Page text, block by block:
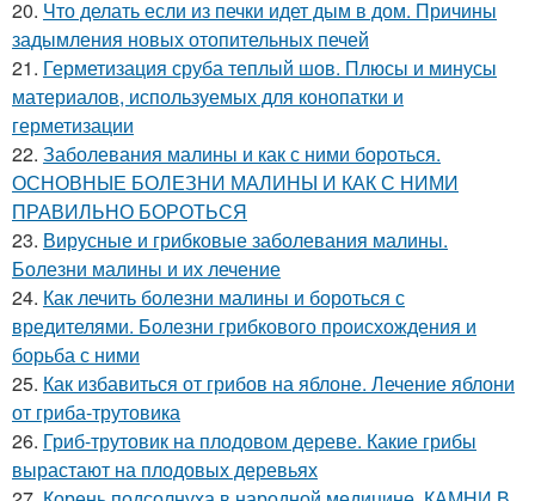
20. Что делать если из печки идет дым в дом. Причины
задымления новых отопительных печей
21. Герметизация сруба теплый шов. Плюсы и минусы
материалов, используемых для конопатки и
герметизации
22. Заболевания малины и как с ними бороться.
ОСНОВНЫЕ БОЛЕЗНИ МАЛИНЫ И КАК С НИМИ
ПРАВИЛЬНО БОРОТЬСЯ
23. Вирусные и грибковые заболевания малины.
Болезни малины и их лечение
24. Как лечить болезни малины и бороться с
вредителями. Болезни грибкового происхождения и
борьба с ними
25. Как избавиться от грибов на яблоне. Лечение яблони
от гриба-трутовика
26. Гриб-трутовик на плодовом дереве. Какие грибы
вырастают на плодовых деревьях